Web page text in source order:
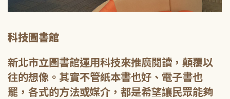
科技圖書館
新北市立圖書館運用科技來推廣閱讀，顛覆以
往的想像。其實不管紙本書也好、電子書也
罷，各式的方法或媒介，都是希望讓民眾能夠